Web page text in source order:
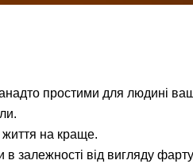
простими для людині
життя на краще.
в залежності від вигляду